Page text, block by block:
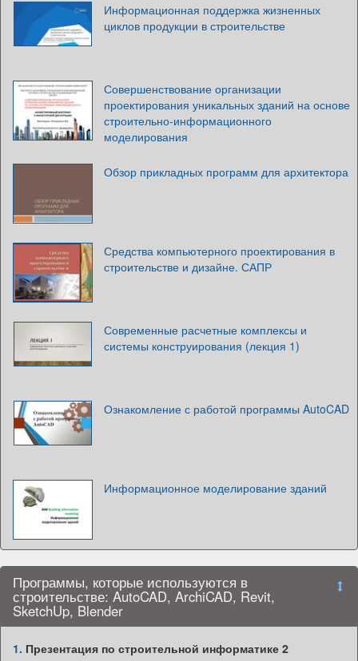
Информационная поддержка жизненных
циклов продукции в строительстве
Совершенствование организации
проектирования уникальных зданий на основе
строительно-информационного
моделирования
Обзор прикладных программ для архитектора
Средства компьютерного проектирования в
строительстве и дизайне. САПР
Современные расчетные комплексы и
системы конструирования (лекция 1)
Ознакомление с работой программы AutoCAD
Информационное моделирование зданий
Программы, которые используются в
строительстве: AutoCAD, ArchiCAD, Revit,
SketchUp, Blender
1. Презентация по строительной информатике 2